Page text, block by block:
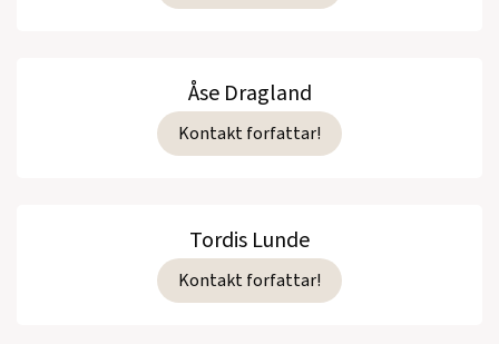
Åse Dragland
Kontakt forfattar!
Tordis Lunde
Kontakt forfattar!